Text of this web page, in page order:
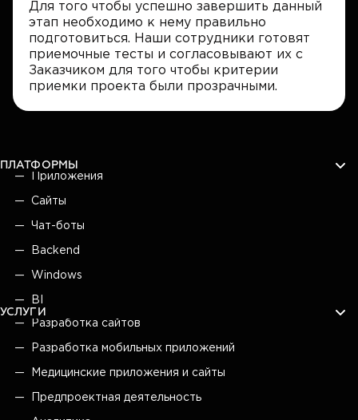
Для того чтобы успешно завершить данный
этап необходимо к нему правильно
подготовиться. Наши сотрудники готовят
приемочные тесты и согласовывают их с
Заказчиком для того чтобы критерии
приемки проекта были прозрачными.
ПЛАТФОРМЫ
Приложения
Сайты
Чат-боты
Backend
Windows
BI
УСЛУГИ
Разработка сайтов
Разработка мобильных приложений
Медицинские приложения и сайты
Предпроектная деятельность